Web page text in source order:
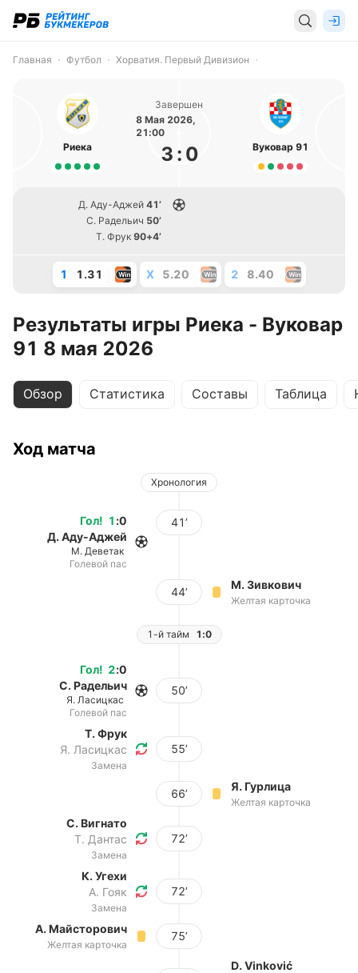
Главная Футбол Хорватия. Первый Дивизион
Риека
Завершен
8 Мая 2026,
21:00
3 : 0 Вуковар 91
Д. Аду-Аджей 41’
С. Радельич 50’
Т. Фрук 90+4’
1 1.31 X 5.20 2 8.40
Результаты игры Риека - Вуковар
91 8 мая 2026
Обзор Статистика Составы Таблица
Ход матча
Хронология
Гол! 1 :0
Д. Аду-Аджей
М. Деветак
Голевой пас
41’
44’
М. Зивкович
Желтая карточка
1-й тайм 1:0
Гол! 2:0
С. Радельич
Я. Ласицкас
Голевой пас
50’
Т. Фрук
Я. Ласицкас
Замена
55’
66’
Я. Гурлица
Желтая карточка
С. Вигнато
Т. Дантас
Замена
72’
К. Угехи
А. Гояк
Замена
72’
А. Майсторович
Желтая карточка
75’
D. Vinković